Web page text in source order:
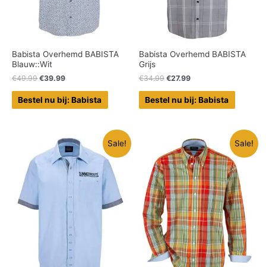
Babista Overhemd BABISTA
Blauw::Wit
€49.99 €39.99
Bestel nu bij: Babista
Babista Overhemd BABISTA
Grijs
€34.99 €27.99
Bestel nu bij: Babista
Sale! Sale!